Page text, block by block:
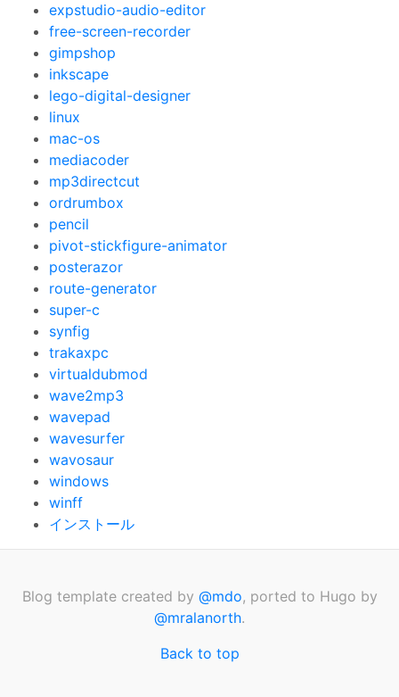
expstudio-audio-editor
free-screen-recorder
gimpshop
inkscape
lego-digital-designer
linux
mac-os
mediacoder
mp3directcut
ordrumbox
pencil
pivot-stickfigure-animator
posterazor
route-generator
super-c
synfig
trakaxpc
virtualdubmod
wave2mp3
wavepad
wavesurfer
wavosaur
windows
winff
インストール
Blog template created by @mdo, ported to Hugo by
@mralanorth.
Back to top